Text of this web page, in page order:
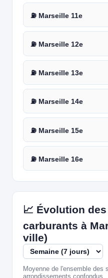
⛽ Marseille 11e
⛽ Marseille 12e
⛽ Marseille 13e
⛽ Marseille 14e
⛽ Marseille 15e
⛽ Marseille 16e
📈 Évolution
carburants à
ville)
Moyenne de l'ensemble des
arrondissements confondus.